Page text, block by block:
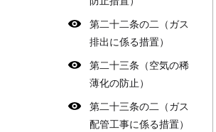
第二十二条の二（ガス
排出に係る措置）
第二十三条（空気の稀
薄化の防止）
第二十三条の二（ガス
配管工事に係る措置）